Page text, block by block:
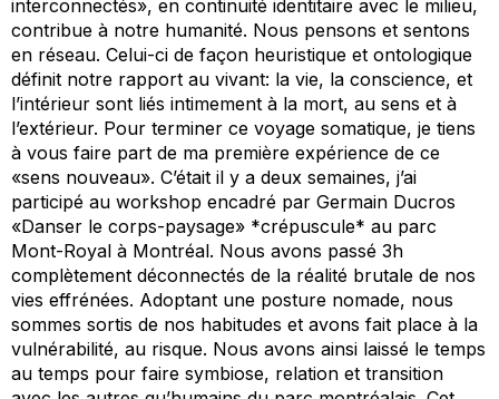
interconnectés», en continuité identitaire avec le milieu,
contribue à notre humanité. Nous pensons et sentons
en réseau. Celui-ci de façon heuristique et ontologique
définit notre rapport au vivant: la vie, la conscience, et
l’intérieur sont liés intimement à la mort, au sens et à
l’extérieur. Pour terminer ce voyage somatique, je tiens
à vous faire part de ma première expérience de ce
«sens nouveau». C’était il y a deux semaines, j’ai
participé au workshop encadré par Germain Ducros
«Danser le corps-paysage» *crépuscule* au parc
Mont-Royal à Montréal. Nous avons passé 3h
complètement déconnectés de la réalité brutale de nos
vies effrénées. Adoptant une posture nomade, nous
sommes sortis de nos habitudes et avons fait place à la
vulnérabilité, au risque. Nous avons ainsi laissé le temps
au temps pour faire symbiose, relation et transition